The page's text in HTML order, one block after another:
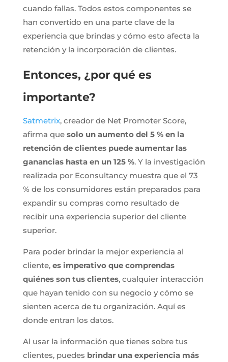
cuando fallas. Todos estos componentes se
han convertido en una parte clave de la
experiencia que brindas y cómo esto afecta la
retención y la incorporación de clientes.
Entonces, ¿por qué es
importante?
Satmetrix, creador de Net Promoter Score,
afirma que solo un aumento del 5 % en la
retención de clientes puede aumentar las
ganancias hasta en un 125 %. Y la investigación
realizada por Econsultancy muestra que el 73
% de los consumidores están preparados para
expandir su compras como resultado de
recibir una experiencia superior del cliente
superior.
Para poder brindar la mejor experiencia al
cliente, es imperativo que comprendas
quiénes son tus clientes, cualquier interacción
que hayan tenido con su negocio y cómo se
sienten acerca de tu organización. Aquí es
donde entran los datos.
Al usar la información que tienes sobre tus
clientes, puedes brindar una experiencia más